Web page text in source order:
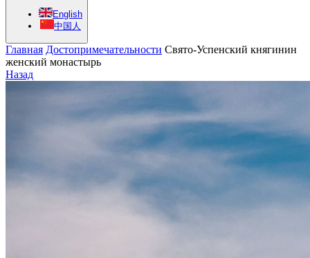
English
中国人
Главная Достопримечательности Свято-Успенский княгинин
женский монастырь
Назад